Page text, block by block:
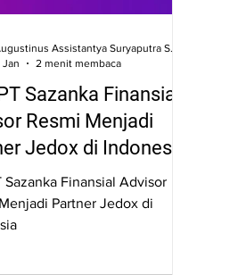
Sazanka Finansial
Resmi Menjadi
Jedox di Indonesia:
Teknologi Global
Lokal
Sazanka Finansial Advisor
Partner Jedox di
Augustinus Assistantya Suryaputra SE., S.Kom., CNLP.
Jan
2 menit membaca